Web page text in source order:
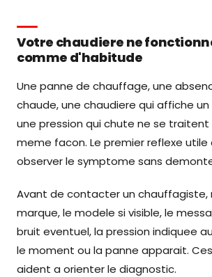
Votre chaudiere ne
comme d'habitude
Une panne de chauffage, une
chaude, une chaudiere qui affiche
une pression qui chute ne se traitent
meme facon. Le premier reflexe utile
observer le symptome sans
Avant de contacter un chauffagiste,
marque, le modele si visible, le
bruit eventuel, la pression indiquee
le moment ou la panne apparait.
aident a orienter le diagnostic.